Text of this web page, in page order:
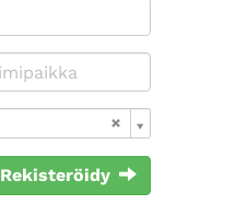
Rekisteröidy